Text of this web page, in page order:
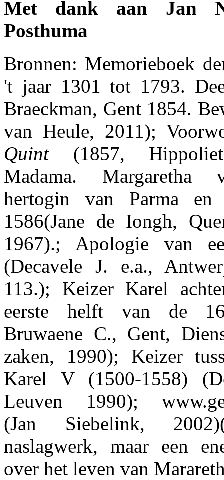
Met dank aan Jan
Posthuma
Bronnen: Memorieboek
't jaar 1301 tot 1793.
Braeckman, Gent 1854.
van Heule, 2011);
Quint(1857,
Madama. Margaretha
hertogin van Parma en
1586(Jane de Iongh,
1967).; Apologie van
(Decavele J. e.a.,
113.); Keizer Karel
eerste helft van de
Bruwaene C., Gent,
zaken, 1990); Keizer
Karel V (1500-1558)
Leuven 1990);
(Jan Siebelink,
naslagwerk, maar een
over het leven van